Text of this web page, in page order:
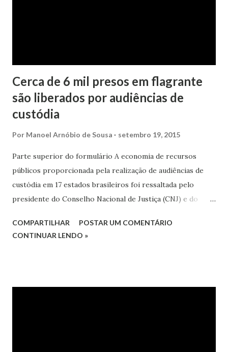
Cerca de 6 mil presos em flagrante
são liberados por audiências de
custódia
Por Manoel Arnóbio de Sousa setembro 19, 2015
Parte superior do formulário A economia de recursos
públicos proporcionada pela realização de audiências de
custódia em 17 estados brasileiros foi ressaltada pelo
presidente do Conselho Nacional de Justiça (CNJ) e do
Lewandowski, nesta segunda-feira (14/9), durante o
COMPARTILHAR
POSTAR UM COMENTÁRIO
CONTINUAR LENDO »